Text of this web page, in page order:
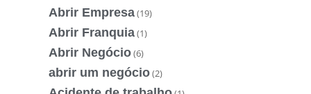
Abrir Empresa(19)
Abrir Franquia(1)
Abrir Negócio(6)
abrir um negócio(2)